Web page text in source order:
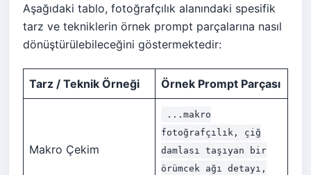
Aşağıdaki tablo, fotoğrafçılık alanındaki spesifik
tarz ve tekniklerin örnek prompt parçalarına nasıl
dönüştürülebileceğini göstermektedir:
Tarz / Teknik Örneği Örnek Prompt Parçası
Makro Çekim
...makro
fotoğrafçılık, çiğ
damlası taşıyan bir
örümcek ağı detayı,